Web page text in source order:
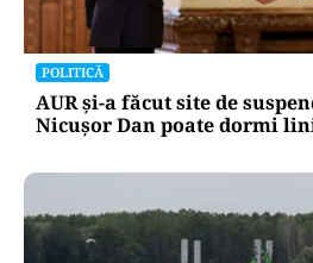
POLITICĂ
AUR și-a făcut site de
Nicușor Dan poate dormi